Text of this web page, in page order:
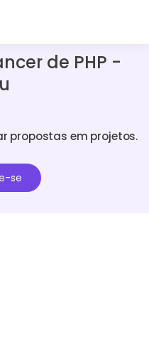
de PHP -
propostas em projetos.
se